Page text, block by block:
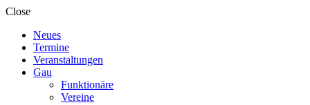
Close
Neues
Termine
Veranstaltungen
Gau
Funktionäre
Vereine